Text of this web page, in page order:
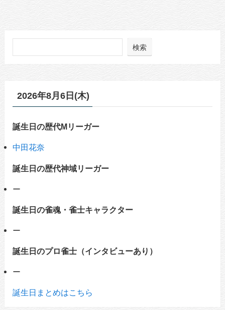
検索
2026年8月6日(木)
誕生日の歴代Mリーガー
中田花奈
誕生日の歴代神域リーガー
ー
誕生日の雀魂・雀士キャラクター
ー
誕生日のプロ雀士（インタビューあり）
ー
誕生日まとめはこちら